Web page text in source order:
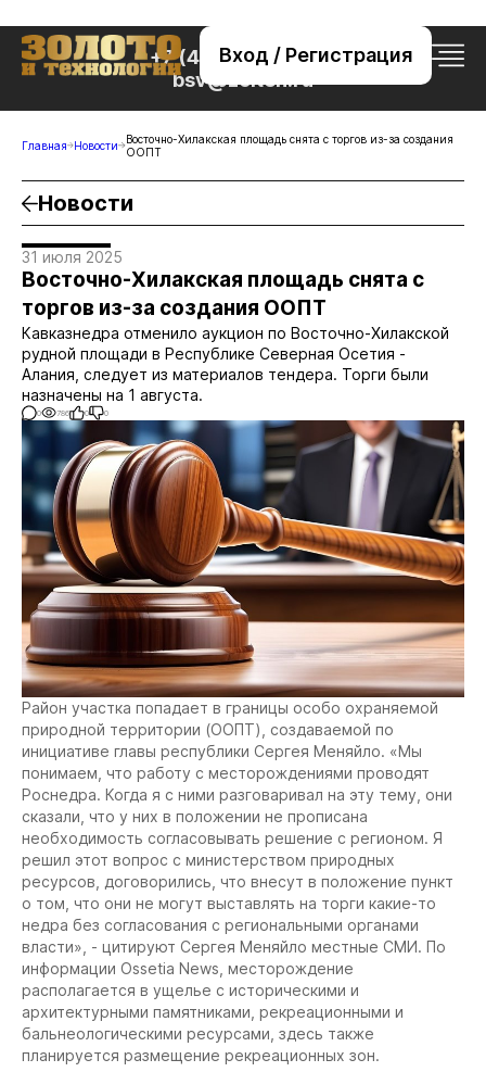
Вход / Регистрация
+7 (495) 221-76-32
bsv@zolteh.ru
Главная Новости
Восточно-Хилакская площадь снята с торгов из-за создания
ООПТ
Новости
31 июля 2025
Восточно-Хилакская площадь снята с
торгов из-за создания ООПТ
Кавказнедра отменило аукцион по Восточно-Хилакской
рудной площади в Республике Северная Осетия -
Алания, следует из материалов тендера. Торги были
назначены на 1 августа.
0 786 0 0
Район участка попадает в границы особо охраняемой
природной территории (ООПТ), создаваемой по
инициативе главы республики Сергея Меняйло. «Мы
понимаем, что работу с месторождениями проводят
Роснедра. Когда я с ними разговаривал на эту тему, они
сказали, что у них в положении не прописана
необходимость согласовывать решение с регионом. Я
решил этот вопрос с министерством природных
ресурсов, договорились, что внесут в положение пункт
о том, что они не могут выставлять на торги какие-то
недра без согласования с региональными органами
власти», - цитируют Сергея Меняйло местные СМИ. По
информации Ossetia News, месторождение
располагается в ущелье с историческими и
архитектурными памятниками, рекреационными и
бальнеологическими ресурсами, здесь также
планируется размещение рекреационных зон.